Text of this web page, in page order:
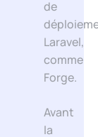
de
Laravel,
comme
Forge.
Avant
la